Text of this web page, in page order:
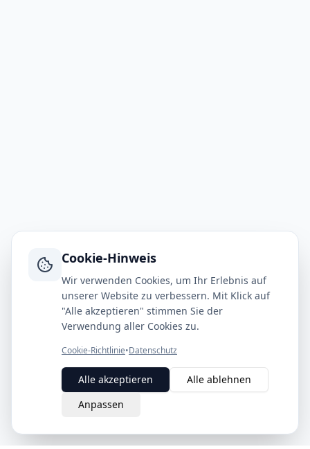
Cookie-Hinweis
Wir verwenden Cookies, um Ihr Erlebnis auf
unserer Website zu verbessern. Mit Klick auf
"Alle akzeptieren" stimmen Sie der
Verwendung aller Cookies zu.
Cookie-Richtlinie•Datenschutz
Alle akzeptieren
Alle ablehnen
Anpassen